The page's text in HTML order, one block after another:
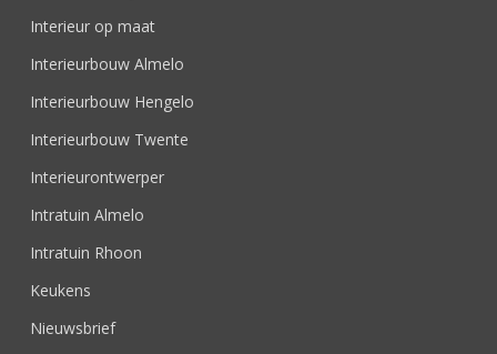
Interieur op maat
Interieurbouw Almelo
Interieurbouw Hengelo
Interieurbouw Twente
Interieurontwerper
Intratuin Almelo
Intratuin Rhoon
Keukens
Nieuwsbrief